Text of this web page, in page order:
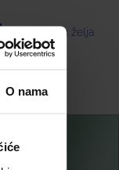
O nama
Dodaj u listu želja